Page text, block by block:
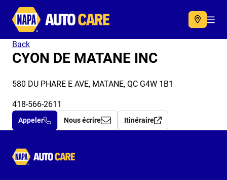
Autocare
Back
CYON DE MATANE INC
580 DU PHARE E AVE, MATANE, QC G4W 1B1
418-566-2611
Appeler Nous écrire Itinéraire
Autocare